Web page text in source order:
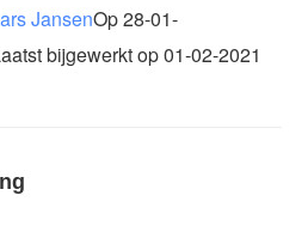
JansenOp28-01-
bijgewerkt op 01-02-2021